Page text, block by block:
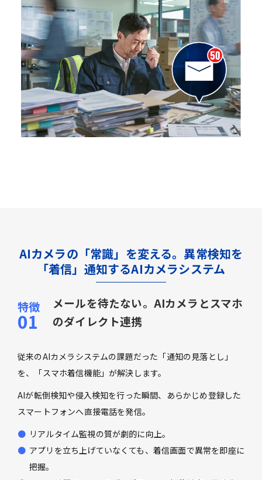
AIカメラの「常識」を変える。異常検知を
「着信」通知するAIカメラシステム
メールを待たない。AIカメラとスマホ
のダイレクト連携
従来のAIカメラシステムの課題だった「通知の見落とし」
を、「スマホ着信機能」が解決します。
AIが転倒検知や侵入検知を行った瞬間、あらかじめ登録した
スマートフォンへ直接電話を発信。
リアルタイム監視の質が劇的に向上。
アプリを立ち上げていなくても、着信画面で異常を即座に
把握。